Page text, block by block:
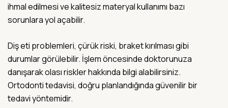
ihmal edilmesi ve kalitesiz materyal kullanımı bazı
sorunlara yol açabilir.
Diş eti problemleri, çürük riski, braket kırılması gibi
durumlar görülebilir. İşlem öncesinde doktorunuza
danışarak olası riskler hakkında bilgi alabilirsiniz.
Ortodonti tedavisi, doğru planlandığında güvenilir bir
tedavi yöntemidir.